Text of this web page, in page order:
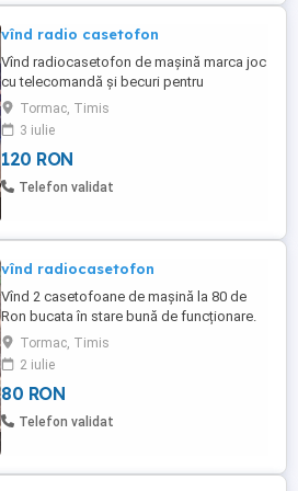
vînd radio casetofon
Vînd radiocasetofon de mașină marca joc
cu telecomandă și becuri pentru
mașini,faruri,semnalizări ,plafoane.becuri l
a 4lei bucata noi.
Tormac, Timis
3 iulie
120 RON
Telefon validat
vînd radiocasetofon
Vînd 2 casetofoane de mașină la 80 de
Ron bucata în stare bună de funcționare.
Tormac, Timis
2 iulie
80 RON
Telefon validat